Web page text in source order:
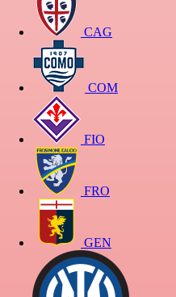
CAG
COM
FIO
FRO
GEN